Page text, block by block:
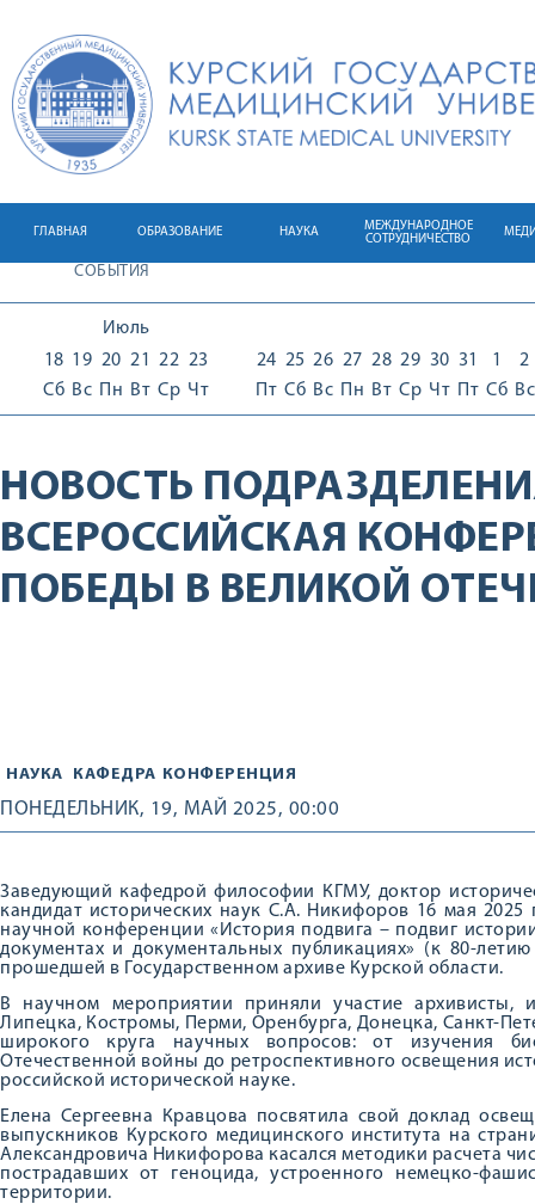
ГЛАВНАЯ ОБРАЗОВАНИЕ НАУКА
МЕЖДУНАРОДНОЕ
СОТРУДНИЧЕСТВО
СОБЫТИЯ
Июль
18
Сб
19
Вс
20
Пн
21
Вт
22
Ср
23
Чт
24
Пт
25
Сб
26
Вс
27
Пн
28
Вт
29
Ср
30
Чт
31
Пт
1
Сб
2
Вс
НОВОСТЬ
ВСЕРОССИЙСКАЯ
ПОБЕДЫ В ВЕЛИКОЙ
НАУКА КАФЕДРА КОНФЕРЕНЦИЯ
ПОНЕДЕЛЬНИК, 19, МАЙ 2025, 00:00
Заведующий кафедрой философии КГМУ, доктор
кандидат исторических наук С.А. Никифоров 16 мая 2025
научной конференции «История подвига – подвиг
документах и документальных публикациях» (к 80-
прошедшей в Государственном архиве Курской области.
В научном мероприятии приняли участие архивисты,
Липецка, Костромы, Перми, Оренбурга, Донецка, Санкт-
широкого круга научных вопросов: от изучения
Отечественной войны до ретроспективного освещения
российской исторической науке.
Елена Сергеевна Кравцова посвятила свой доклад
выпускников Курского медицинского института на
Александровича Никифорова касался методики расчета
пострадавших от геноцида, устроенного немецко-
территории.